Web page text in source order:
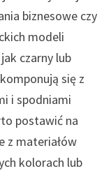
biznesowe czy
modeli
czarny lub
się z
i spodniami
postawić na
z materiałów
kolorach lub